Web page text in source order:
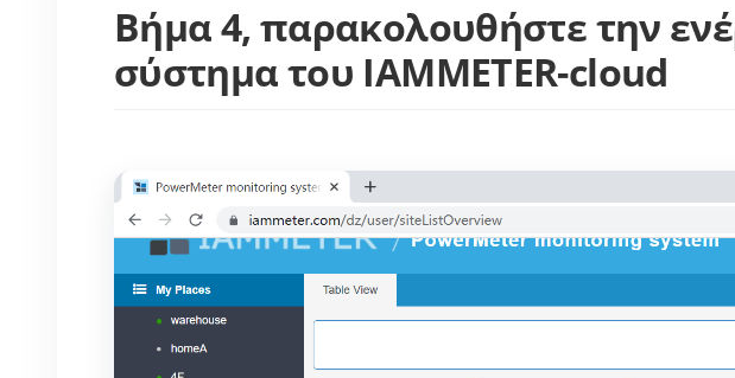
Βήμα 4, παρακολουθήστε την
σύστημα του IAMMETER-cloud